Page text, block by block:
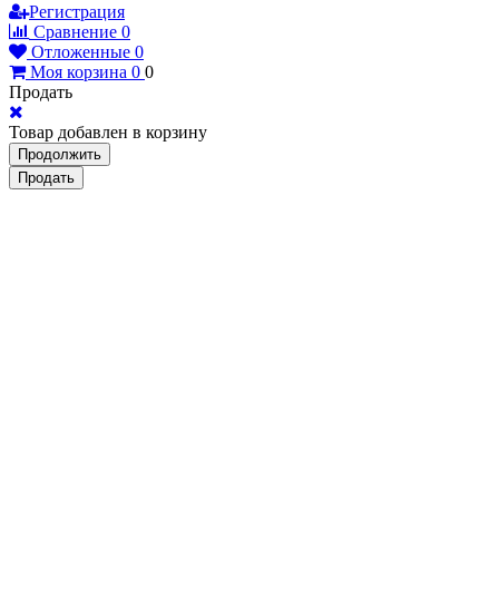
Регистрация
Сравнение 0
Отложенные 0
Моя корзина 0 0
Продать
Товар добавлен в корзину
Продолжить
Продать